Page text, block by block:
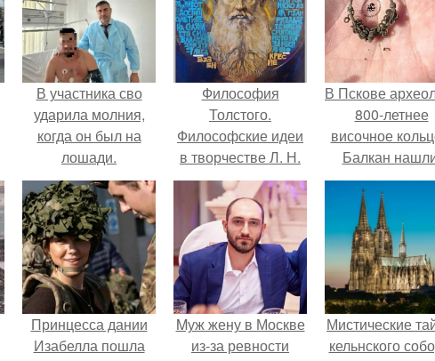
В участника сво
ударила молния,
когда он был на
лошади.
Философия
Толстого.
Философские идеи
в творчестве Л. Н.
Толстого.
В Пскове
800-летнее
височное
Балкан
Принцесса дании
Изабелла пошла
Mуж жену в Москве
из-за ревности
Мистические
кельнского